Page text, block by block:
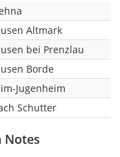
Altmark
bei Prenzlau
Borde
Jugenheim
Schutter
Notes